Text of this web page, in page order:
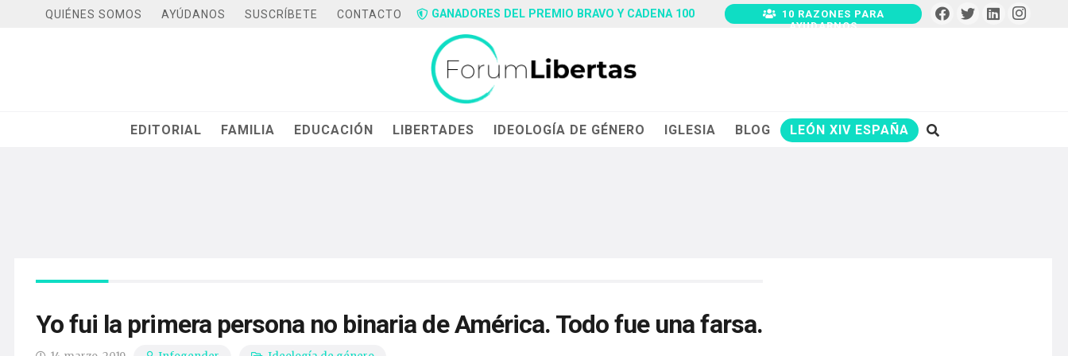
QUIÉNES SOMOS AYÚDANOS SUSCRÍBETE CONTACTO GANADORES DEL PREMIO BRAVO Y CADENA 100
10 RAZONES PARA
AYUDARNOS
EDITORIAL FAMILIA EDUCACIÓN LIBERTADES IDEOLOGÍA DE GÉNERO IGLESIA BLOG LEÓN XIV ESPAÑA
Yo fui la primera persona no binaria de América. Todo fue una farsa.